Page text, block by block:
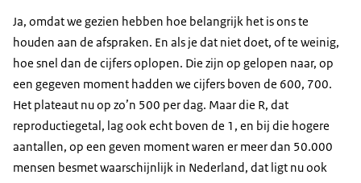
Ja, omdat we gezien hebben hoe belangrijk het is ons te
houden aan de afspraken. En als je dat niet doet, of te weinig,
hoe snel dan de cijfers oplopen. Die zijn op gelopen naar, op
een gegeven moment hadden we cijfers boven de 600, 700.
Het plateaut nu op zo’n 500 per dag. Maar die R, dat
reproductiegetal, lag ook echt boven de 1, en bij die hogere
aantallen, op een geven moment waren er meer dan 50.000
mensen besmet waarschijnlijk in Nederland, dat ligt nu ook